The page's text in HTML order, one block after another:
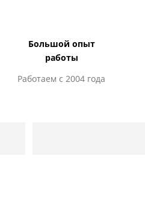
Большой опыт
работы
Работаем с 2004 года